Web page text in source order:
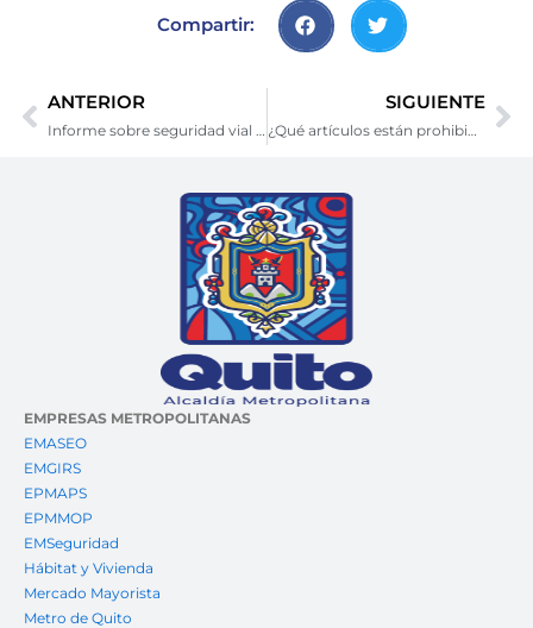
Compartir:
Prev
ANTERIOR
Informe sobre seguridad vial evaluó cuatro factores de riesgo
SIGUIENTE
¿Qué artículos están prohibidos en los buses?
EMPRESAS METROPOLITANAS
EMASEO
EMGIRS
EPMAPS
EPMMOP
EMSeguridad
Hábitat y Vivienda
Mercado Mayorista
Metro de Quito